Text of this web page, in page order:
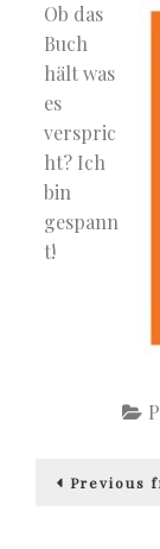
Ob das
Buch
hält was
es
verspric
ht? Ich
bin
gespann
t!
Previous